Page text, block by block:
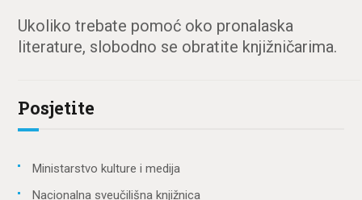
Ukoliko trebate pomoć oko pronalaska
literature, slobodno se obratite knjižničarima.
Posjetite
Ministarstvo kulture i medija
Nacionalna sveučilišna knjižnica